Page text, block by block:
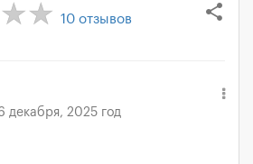
share
10 отзывов
декабря, 2025 год